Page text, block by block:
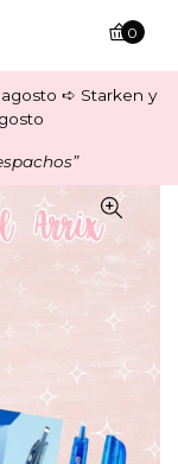
agosto ➪ Starken y
0